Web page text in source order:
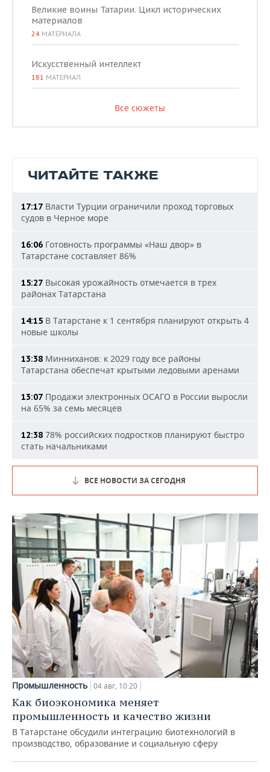
Великие воины Татарии. Цикл исторических
материалов
24 МАТЕРИАЛА
Искусственный интеллект
181 МАТЕРИАЛ
Все сюжеты
ЧИТАЙТЕ ТАКЖЕ
17:17 Власти Турции ограничили проход торговых
судов в Черное море
16:06 Готовность программы «Наш двор» в
Татарстане составляет 86%
15:27 Высокая урожайность отмечается в трех
районах Татарстана
14:15 В Татарстане к 1 сентября планируют открыть 4
новые школы
13:38 Минниханов: к 2029 году все районы
Татарстана обеспечат крытыми ледовыми аренами
13:07 Продажи электронных ОСАГО в России выросли
на 65% за семь месяцев
12:38 78% российских подростков планируют быстро
стать начальниками
ВСЕ НОВОСТИ ЗА СЕГОДНЯ
Промышленность 04 авг, 10:20
Как биоэкономика меняет
промышленность и качество жизни
В Татарстане обсудили интеграцию биотехнологий в
производство, образование и социальную сферу